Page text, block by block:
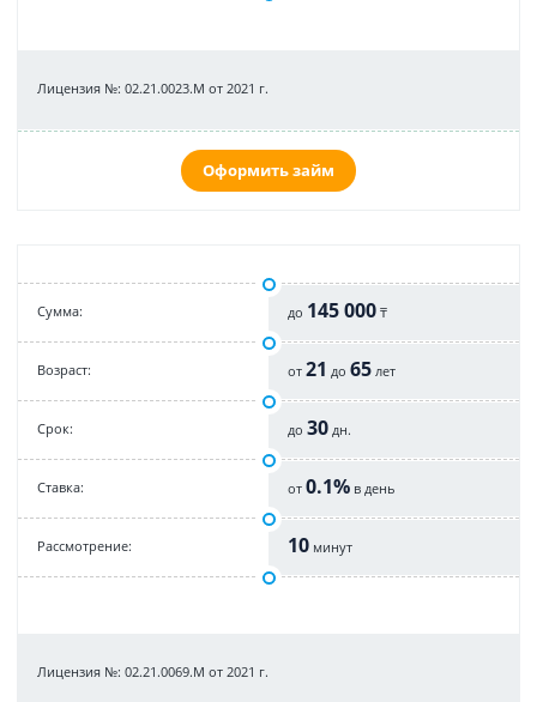
Лицензия №: 02.21.0023.M от 2021 г.
Оформить займ
Cумма: до 145 000 ₸
Возраст: от 21 до 65 лет
Срок: до 30 дн.
Cтавка: от 0.1% в день
Рассмотрение: 10 минут
Лицензия №: 02.21.0069.M от 2021 г.